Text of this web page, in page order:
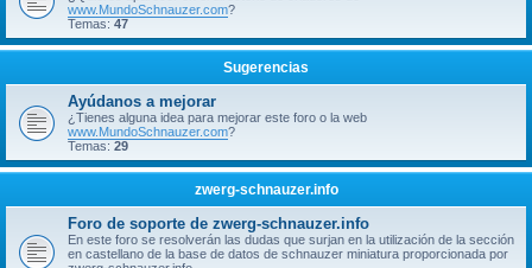
www.MundoSchnauzer.com?
Temas: 47
Sugerencias
Ayúdanos a mejorar
¿Tienes alguna idea para mejorar este foro o la web
www.MundoSchnauzer.com?
Temas: 29
zwerg-schnauzer.info
Foro de soporte de zwerg-schnauzer.info
En este foro se resolverán las dudas que surjan en la utilización de la sección
en castellano de la base de datos de schnauzer miniatura proporcionada por